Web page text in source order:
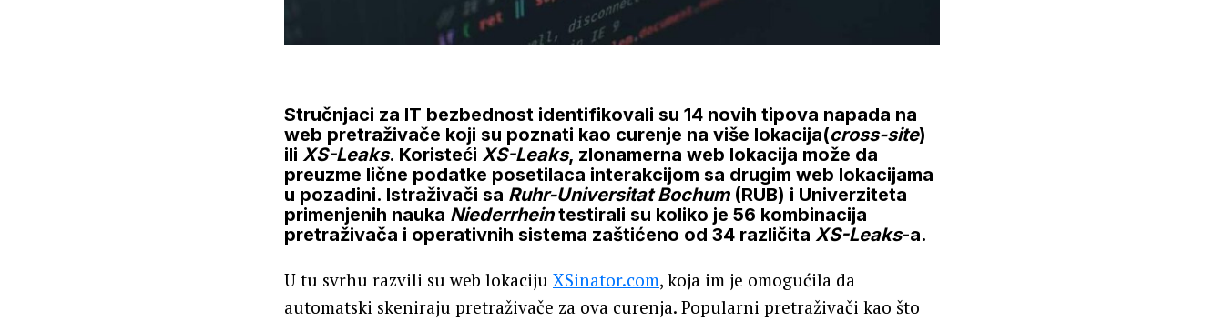
Stručnjaci za IT bezbednost identifikovali su 14 novih tipova napada na
web pretraživače koji su poznati kao curenje na više lokacija(cross-site)
ili XS-Leaks. Koristeći XS-Leaks, zlonamerna web lokacija može da
preuzme lične podatke posetilaca interakcijom sa drugim web lokacijama
u pozadini. Istraživači sa Ruhr-Universitat Bochum(RUB) i Univerziteta
primenjenih nauka Niederrheintestirali su koliko je 56 kombinacija
pretraživača i operativnih sistema zaštićeno od 34 različita XS-Leaks-a.
U tu svrhu razvili su web lokaciju XSinator.com, koja im je omogućila da
automatski skeniraju pretraživače za ova curenja. Popularni pretraživači kao što